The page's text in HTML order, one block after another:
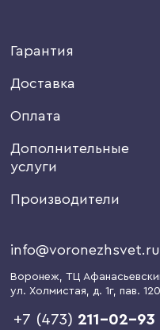
Гарантия
Доставка
Оплата
Дополнительные
услуги
Производители
info@voronezhsvet.ru
Воронеж, ТЦ
ул. Холмистая, д. 1г, пав. 120
+7 (473) 211-02-93